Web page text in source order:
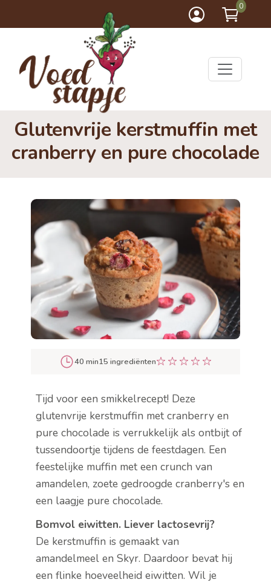
0
Glutenvrije kerstmuffin met
cranberry en pure chocolade
40 min15 ingrediënten
Tijd voor een smikkelrecept! Deze
glutenvrije kerstmuffin met cranberry en
pure chocolade is verrukkelijk als ontbijt of
tussendoortje tijdens de feestdagen. Een
feestelijke muffin met een crunch van
amandelen, zoete gedroogde cranberry's en
een laagje pure chocolade.
Bomvol eiwitten. Liever lactosevrij?
De kerstmuffin is gemaakt van
amandelmeel en Skyr. Daardoor bevat hij
een flinke hoeveelheid eiwitten. Wil je